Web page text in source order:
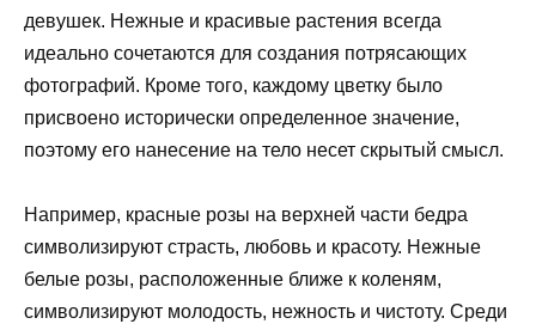
девушек. Нежные и красивые растения всегда
идеально сочетаются для создания потрясающих
фотографий. Кроме того, каждому цветку было
присвоено исторически определенное значение,
поэтому его нанесение на тело несет скрытый смысл.
Например, красные розы на верхней части бедра
символизируют страсть, любовь и красоту. Нежные
белые розы, расположенные ближе к коленям,
символизируют молодость, нежность и чистоту. Среди